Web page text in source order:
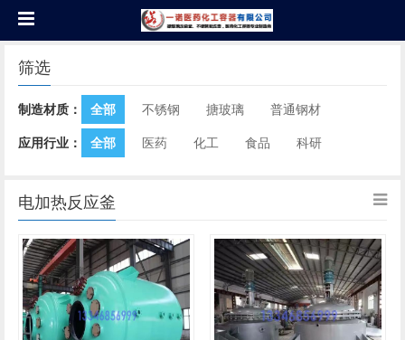
筛选
制造材质： 全部 不锈钢 搪玻璃
普通钢材
应用行业：
全部 医药 化工 食品 科研
电加热反应釜